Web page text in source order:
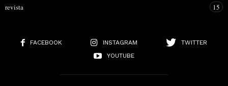
revista
15
FACEBOOK INSTAGRAM
TWITTER
YOUTUBE